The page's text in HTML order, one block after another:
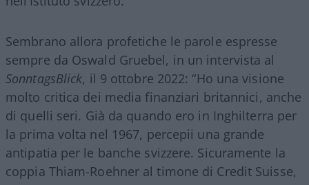
Sembrano allora profetiche le parole espresse
sempre da Oswald Gruebel, in un intervista al
SonntagsBlick, il 9 ottobre 2022: “Ho una visione
molto critica dei media finanziari britannici, anche
di quelli seri. Già da quando ero in Inghilterra per
la prima volta nel 1967, percepii una grande
antipatia per le banche svizzere. Sicuramente la
coppia Thiam-Roehner al timone di Credit Suisse,